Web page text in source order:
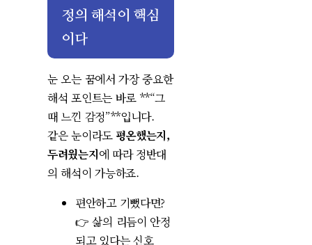
정의 해석이 핵심
이다
눈 오는 꿈에서 가장 중요한
해석 포인트는 바로 **“그
때 느낀 감정”**입니다.
같은 눈이라도 평온했는지,
두려웠는지에 따라 정반대
의 해석이 가능하죠.
편안하고 기뻤다면?
👉 삶의 리듬이 안정
되고 있다는 신호